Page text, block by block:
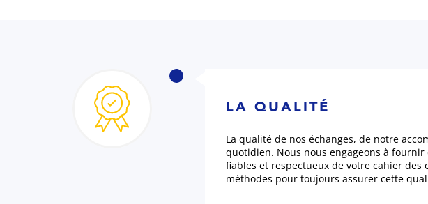
LA QUALITÉ
La qualité de nos échanges, de notre
quotidien. Nous nous engageons à
fiables et respectueux de votre cahier des
méthodes pour toujours assurer cette